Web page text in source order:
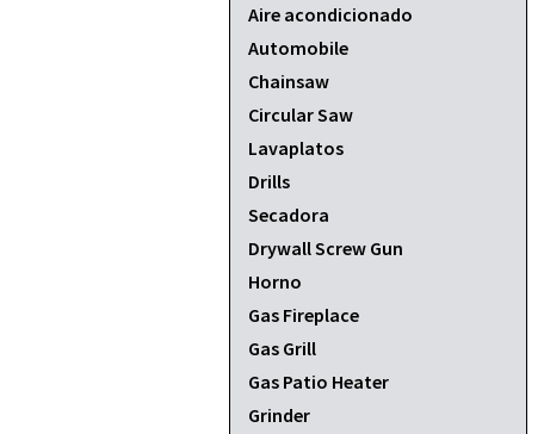
Aire acondicionado
Automobile
Chainsaw
Circular Saw
Lavaplatos
Drills
Secadora
Drywall Screw Gun
Horno
Gas Fireplace
Gas Grill
Gas Patio Heater
Grinder